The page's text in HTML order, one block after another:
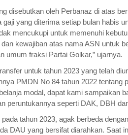
disebutkan oleh Perbanaz di atas
gaji yang diterima setiap bulan habis
mencukupi untuk memenuhi
kewajiban atas nama ASN untuk
umum fraksi Partai Golkar,” ujarnya.
untuk tahun 2023 yang telah
PMDN No 84 tahun 2022 tentang
modal, dapat kami sampaikan
peruntukannya seperti DAK, DBH
tahun 2023, agak berbeda
DAU yang bersifat diarahkan. Saat